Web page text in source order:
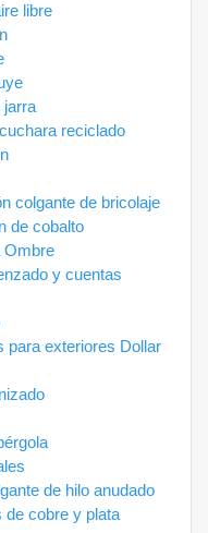
libre
jarra
reciclado
colgante de bricolaje
de cobalto
Ombre
y cuentas
para exteriores Dollar
de hilo anudado
de cobre y plata